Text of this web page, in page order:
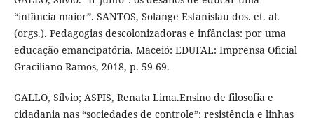
“infância maior”. SANTOS, Solange Estanislau dos. et. al.
(orgs.). Pedagogias descolonizadoras e infâncias: por uma
educação emancipatória. Maceió: EDUFAL: Imprensa Oficial
Graciliano Ramos, 2018, p. 59-69.
GALLO, Sílvio; ASPIS, Renata Lima.Ensino de filosofia e
cidadania nas “sociedades de controle”: resistência e linhas